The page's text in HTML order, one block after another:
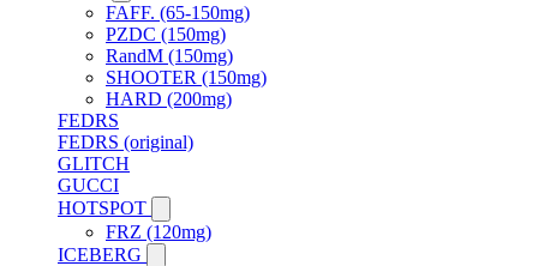
FAFF. (65-150mg)
PZDC (150mg)
RandM (150mg)
SHOOTER (150mg)
HARD (200mg)
FEDRS
FEDRS (original)
GLITCH
GUCCI
HOTSPOT
FRZ (120mg)
ICEBERG